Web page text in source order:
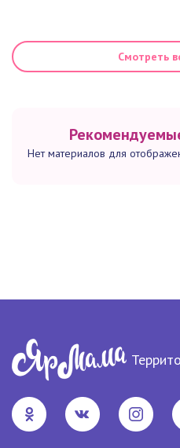
Смотреть
Нет материалов для